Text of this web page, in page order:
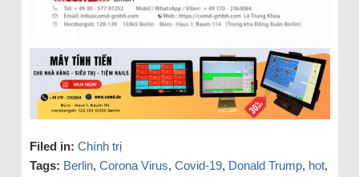
Filed in: Chính trị
Tags: Berlin, Corona Virus, Covid-19, Donald Trump, hot,